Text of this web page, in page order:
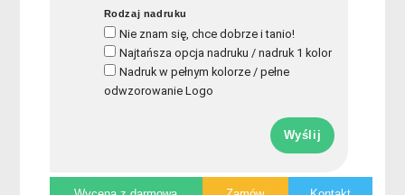
Rodzaj nadruku
Nie znam się, chce dobrze i tanio!
Najtańsza opcja nadruku / nadruk 1 kolor
Nadruk w pełnym kolorze / pełne
odwzorowanie Logo
Wyślij